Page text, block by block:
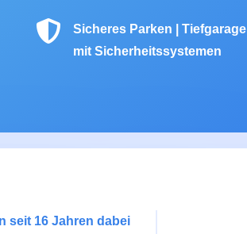

Sicheres Parken | Tiefgarage
mit Sicherheitssystemen
seit 16 Jahren dabei